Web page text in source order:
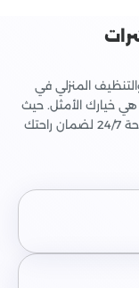
المنزلي في
هي خيارك الأمثل. حيث
نتميز بجودة عالية، تقنيات متطورة، وخدمة متاحة 24/7 لضمان راحتك